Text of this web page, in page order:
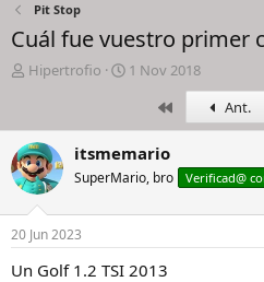
Pit Stop
Cuál fue vuestro primer
I
c
i
a
d
o
r
d
e
Hipertrofio
F
h
a
e
i
c
1 Nov 2018
PrimeroAnt.
itsmemario
SuperMario, bro Verificad@
20 Jun 2023
Un Golf 1.2 TSI 2013